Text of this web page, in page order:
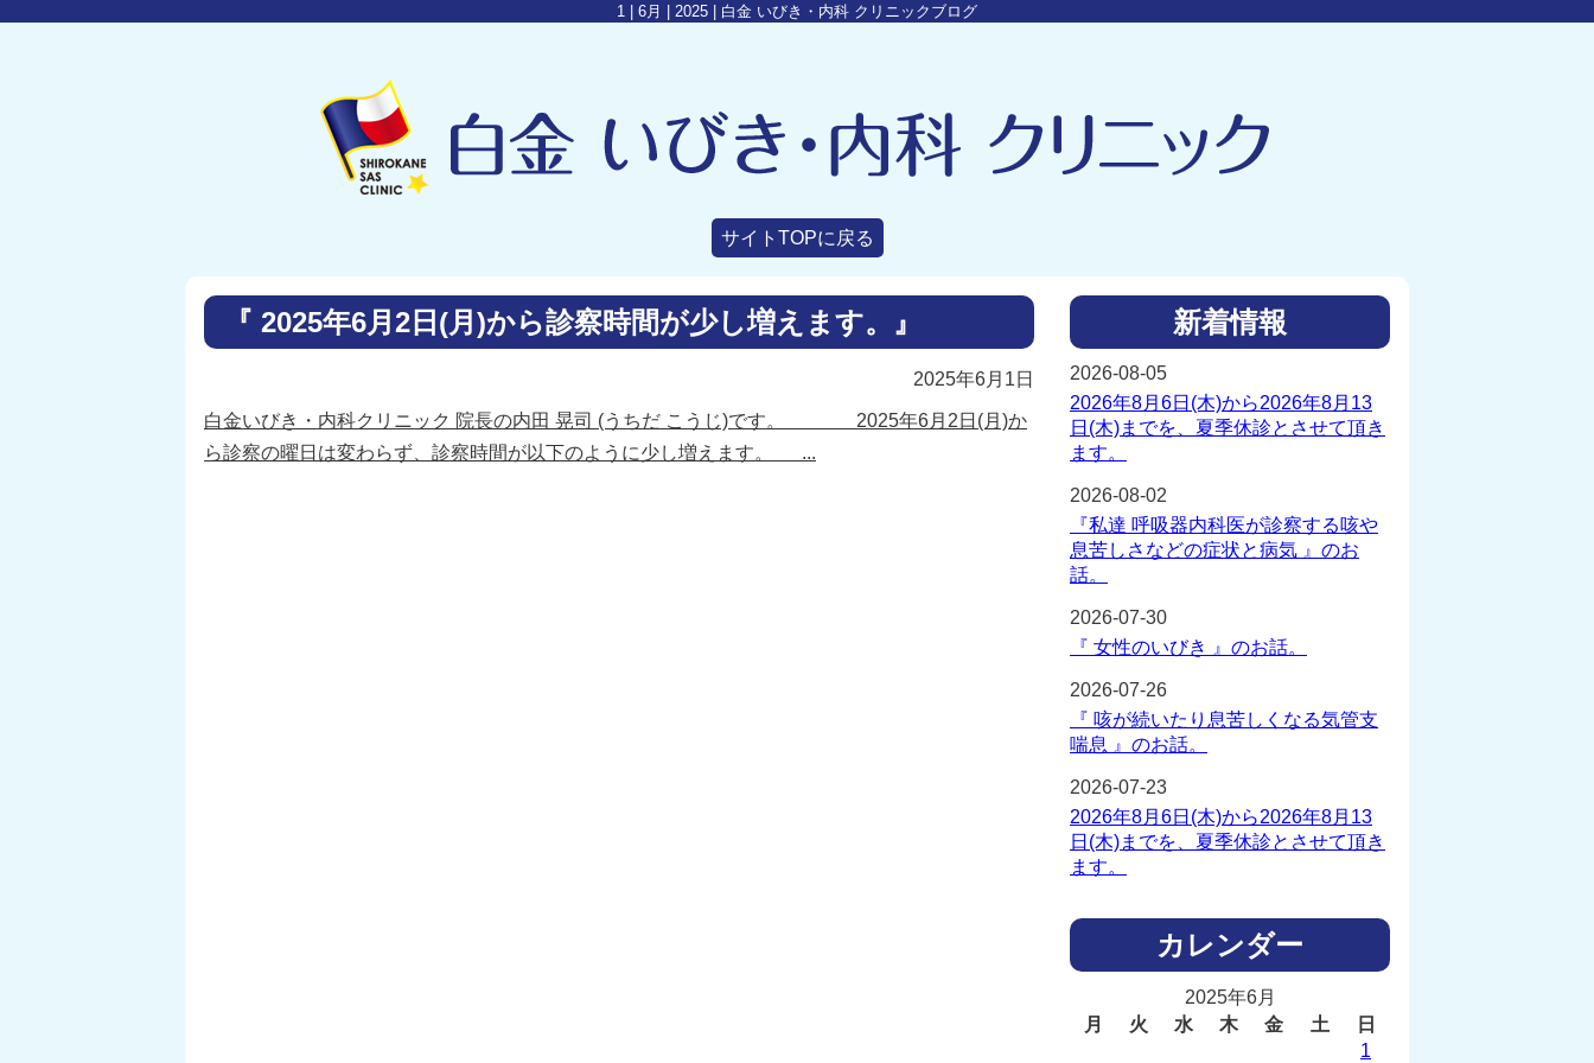
1 | 6月 | 2025 | 白金 いびき・内科 クリニックブログ
サイトTOPに戻る
『 2025年6月2日(月)から診察時間が少し増えます。』
2025年6月1日
白金いびき・内科クリニック 院長の内田 晃司 (うちだ こうじ)です。 2025年6月2日(月)か
ら診察の曜日は変わらず、診察時間が以下のように少し増えます。 ...
新着情報
2026年8月6日(木)から2026年8月13
日(木)までを、夏季休診とさせて頂き
ます。
2026-08-05
『私達 呼吸器内科医が診察する咳や
息苦しさなどの症状と病気 』のお
話。
2026-08-02
『 女性のいびき 』のお話。
2026-07-30
『 咳が続いたり息苦しくなる気管支
喘息 』のお話。
2026-07-26
2026年8月6日(木)から2026年8月13
日(木)までを、夏季休診とさせて頂き
ます。
2026-07-23
カレンダー
2025年6月
月
火 水 木 金 土
日
1